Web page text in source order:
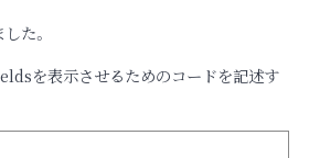
た。
を表示させるためのコードを記述す